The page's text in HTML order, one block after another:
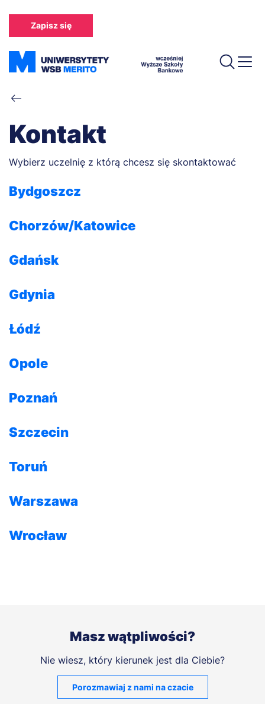
treści
Zapisz się
Ścieżka
nawigacyjna
Kontakt
Wybierz uczelnię z którą chcesz się skontaktować
Bydgoszcz
Chorzów/Katowice
Gdańsk
Gdynia
Łódź
Opole
Poznań
Szczecin
Toruń
Warszawa
Wrocław
Masz wątpliwości?
Nie wiesz, który kierunek jest dla Ciebie?
Porozmawiaj z nami na czacie